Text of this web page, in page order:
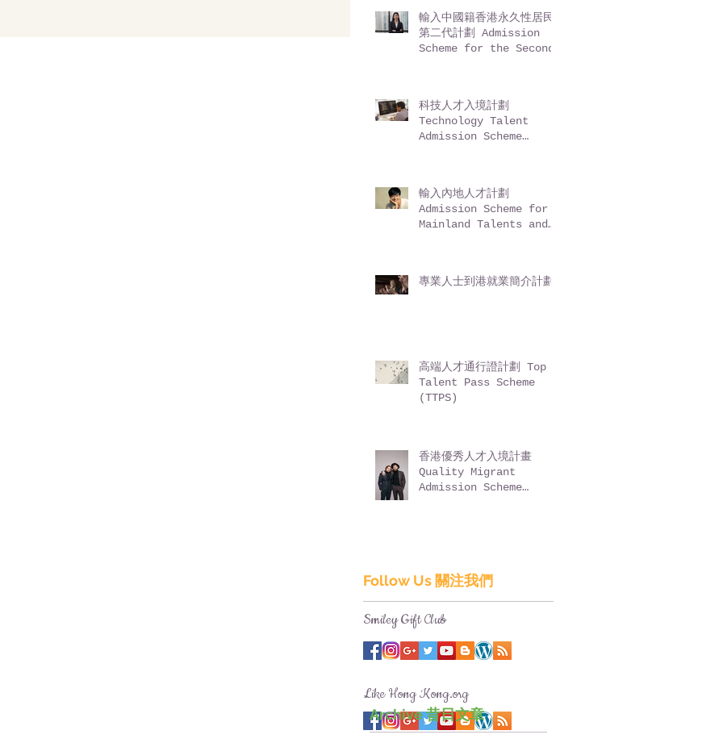
residents)
輸入中國籍香港永久性居民
第二代計劃 Admission
Scheme for the Second-
科技人才入境計劃
Technology Talent
Admission Scheme
輸入內地人才計劃
Admission Scheme for
Mainland Talents and
專業人士到港就業簡介計劃
高端人才通行證計劃 Top
Talent Pass Scheme
(TTPS)
香港優秀人才入境計畫
Quality Migrant
Admission Scheme
Follow Us 關注我們
Smiley Gift Club
Like Hong Kong.org
Archive 昔日文章